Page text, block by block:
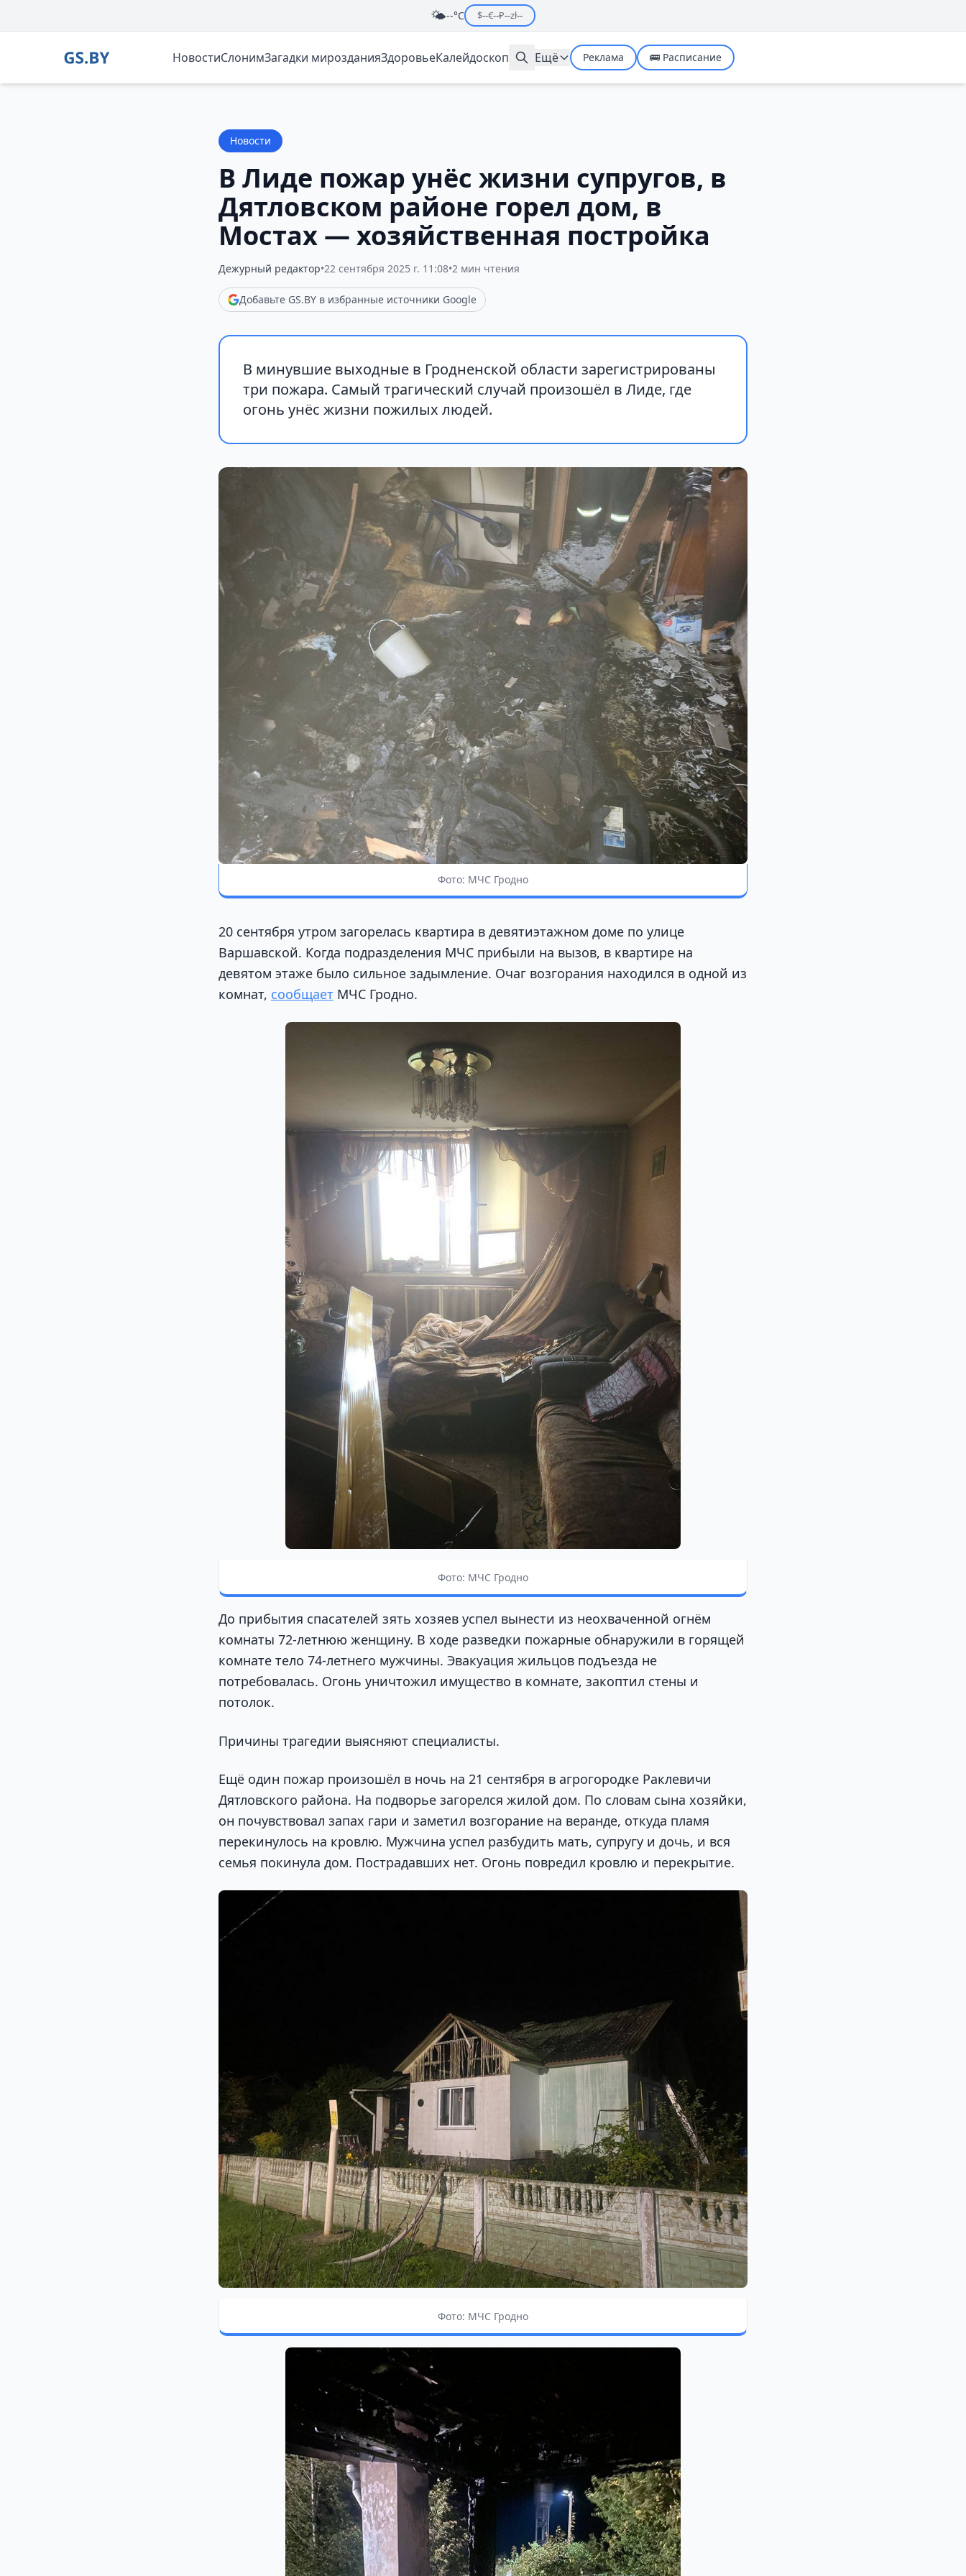
🌤️--°C $--€--₽--zł--
НовостиСлонимЗагадки мирозданияЗдоровьеКалейдоскоп Ещё Реклама 🚌 Расписание
Новости
В Лиде пожар унёс жизни супругов, в
Дятловском районе горел дом, в
Мостах — хозяйственная постройка
Дежурный редактор•22 сентября 2025 г. 11:08•2 мин чтения
Добавьте GS.BY в избранные источники Google
В минувшие выходные в Гродненской области зарегистрированы
три пожара. Самый трагический случай произошёл в Лиде, где
огонь унёс жизни пожилых людей.
Фото: МЧС Гродно
20 сентября утром загорелась квартира в девятиэтажном доме по улице
Варшавской. Когда подразделения МЧС прибыли на вызов, в квартире на
девятом этаже было сильное задымление. Очаг возгорания находился в одной из
комнат, сообщает МЧС Гродно.
Фото: МЧС Гродно
До прибытия спасателей зять хозяев успел вынести из неохваченной огнём
комнаты 72-летнюю женщину. В ходе разведки пожарные обнаружили в горящей
комнате тело 74-летнего мужчины. Эвакуация жильцов подъезда не
потребовалась. Огонь уничтожил имущество в комнате, закоптил стены и
потолок.
Причины трагедии выясняют специалисты.
Ещё один пожар произошёл в ночь на 21 сентября в агрогородке Раклевичи
Дятловского района. На подворье загорелся жилой дом. По словам сына хозяйки,
он почувствовал запах гари и заметил возгорание на веранде, откуда пламя
перекинулось на кровлю. Мужчина успел разбудить мать, супругу и дочь, и вся
семья покинула дом. Пострадавших нет. Огонь повредил кровлю и перекрытие.
Фото: МЧС Гродно